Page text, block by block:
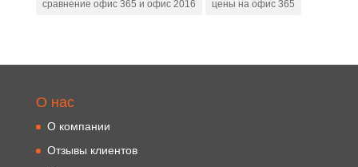
сравнение офис 365 и офис 2016 цены на офис 365
О нас
О компании
Отзывы клиентов